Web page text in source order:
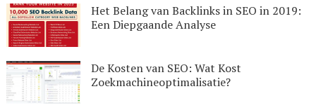
Het Belang van Backlinks in SEO in 2019:
Een Diepgaande Analyse
De Kosten van SEO: Wat Kost
Zoekmachineoptimalisatie?